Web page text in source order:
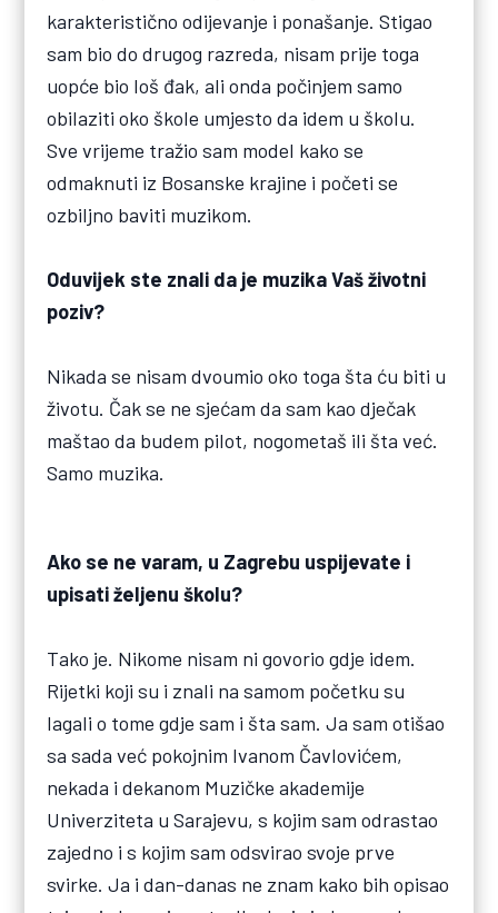
karakteristično odijevanje i ponašanje. Stigao
sam bio do drugog razreda, nisam prije toga
uopće bio loš đak, ali onda počinjem samo
obilaziti oko škole umjesto da idem u školu.
Sve vrijeme tražio sam model kako se
odmaknuti iz Bosanske krajine i početi se
ozbiljno baviti muzikom.
Oduvijek ste znali da je muzika Vaš životni
poziv?
Nikada se nisam dvoumio oko toga šta ću biti u
životu. Čak se ne sjećam da sam kao dječak
maštao da budem pilot, nogometaš ili šta već.
Samo muzika.
Ako se ne varam, u Zagrebu uspijevate i
upisati željenu školu?
Tako je. Nikome nisam ni govorio gdje idem.
Rijetki koji su i znali na samom početku su
lagali o tome gdje sam i šta sam. Ja sam otišao
sa sada već pokojnim Ivanom Čavlovićem,
nekada i dekanom Muzičke akademije
Univerziteta u Sarajevu, s kojim sam odrastao
zajedno i s kojim sam odsvirao svoje prve
svirke. Ja i dan-danas ne znam kako bih opisao